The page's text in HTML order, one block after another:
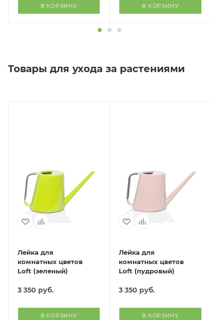
В КОРЗИНУ В КОРЗИНУ
Товары для ухода за растениями
Лейка для
комнатных цветов
Loft (зеленый)
3 350 руб.
В КОРЗИНУ
Лейка для
комнатных цветов
Loft (пудровый)
3 350 руб.
В КОРЗИНУ